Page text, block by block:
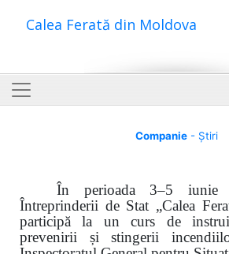
Calea Ferată din Moldova
Companie- Știri
În perioada 3–5 iunie
Întreprinderii de Stat „Calea
participă la un curs de
prevenirii și stingerii